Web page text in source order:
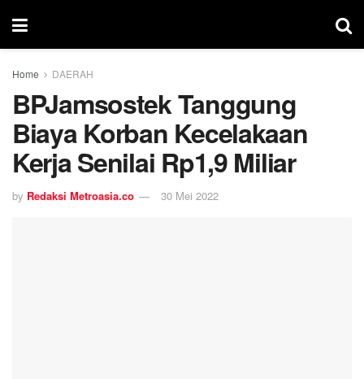
Home DAERAH
BPJamsostek Tanggung
Biaya Korban Kecelakaan
Kerja Senilai Rp1,9 Miliar
by Redaksi Metroasia.co 30 Mei 2022